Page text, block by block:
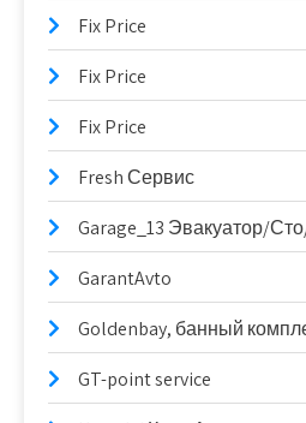
Fix Price
Fix Price
Fix Price
Fresh Сервис
Garage_13 Эвакуатор/
GarantAvto
Goldenbay, банный
GT-point service